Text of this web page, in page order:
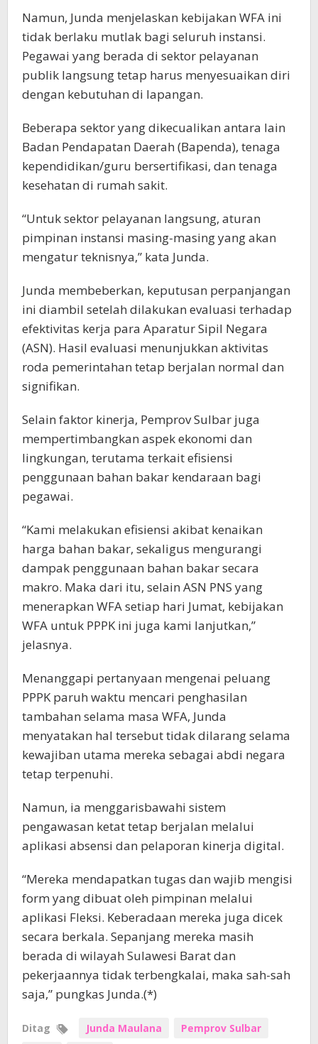
Namun, Junda menjelaskan kebijakan WFA ini
tidak berlaku mutlak bagi seluruh instansi.
Pegawai yang berada di sektor pelayanan
publik langsung tetap harus menyesuaikan diri
dengan kebutuhan di lapangan.
Beberapa sektor yang dikecualikan antara lain
Badan Pendapatan Daerah (Bapenda), tenaga
kependidikan/guru bersertifikasi, dan tenaga
kesehatan di rumah sakit.
“Untuk sektor pelayanan langsung, aturan
pimpinan instansi masing-masing yang akan
mengatur teknisnya,” kata Junda.
Junda membeberkan, keputusan perpanjangan
ini diambil setelah dilakukan evaluasi terhadap
efektivitas kerja para Aparatur Sipil Negara
(ASN). Hasil evaluasi menunjukkan aktivitas
roda pemerintahan tetap berjalan normal dan
signifikan.
Selain faktor kinerja, Pemprov Sulbar juga
mempertimbangkan aspek ekonomi dan
lingkungan, terutama terkait efisiensi
penggunaan bahan bakar kendaraan bagi
pegawai.
“Kami melakukan efisiensi akibat kenaikan
harga bahan bakar, sekaligus mengurangi
dampak penggunaan bahan bakar secara
makro. Maka dari itu, selain ASN PNS yang
menerapkan WFA setiap hari Jumat, kebijakan
WFA untuk PPPK ini juga kami lanjutkan,”
jelasnya.
Menanggapi pertanyaan mengenai peluang
PPPK paruh waktu mencari penghasilan
tambahan selama masa WFA, Junda
menyatakan hal tersebut tidak dilarang selama
kewajiban utama mereka sebagai abdi negara
tetap terpenuhi.
Namun, ia menggarisbawahi sistem
pengawasan ketat tetap berjalan melalui
aplikasi absensi dan pelaporan kinerja digital.
“Mereka mendapatkan tugas dan wajib mengisi
form yang dibuat oleh pimpinan melalui
aplikasi Fleksi. Keberadaan mereka juga dicek
secara berkala. Sepanjang mereka masih
berada di wilayah Sulawesi Barat dan
pekerjaannya tidak terbengkalai, maka sah-sah
saja,” pungkas Junda.(*)
Ditag Junda Maulana Pemprov Sulbar